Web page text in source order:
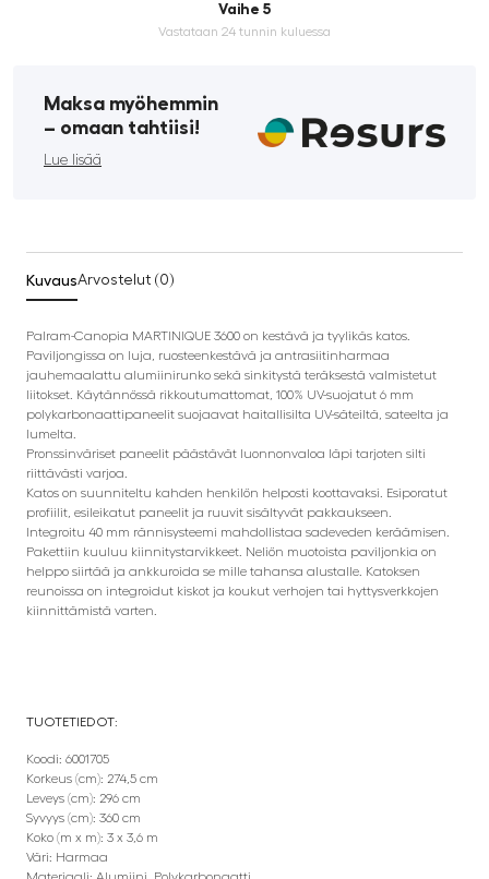
Vaihe 5
Vastataan 24 tunnin kuluessa
Maksa myöhemmin
­– omaan tahtiisi!
Lue lisää
KuvausArvostelut (0)
Palram-Canopia MARTINIQUE 3600 on kestävä ja tyylikäs katos.
Paviljongissa on luja, ruosteenkestävä ja antrasiitinharmaa
jauhemaalattu alumiinirunko sekä sinkitystä teräksestä valmistetut
liitokset. Käytännössä rikkoutumattomat, 100% UV-suojatut 6 mm
polykarbonaattipaneelit suojaavat haitallisilta UV-säteiltä, sateelta ja
lumelta.
Pronssinväriset paneelit päästävät luonnonvaloa läpi tarjoten silti
riittävästi varjoa.
Katos on suunniteltu kahden henkilön helposti koottavaksi. Esiporatut
profiilit, esileikatut paneelit ja ruuvit sisältyvät pakkaukseen.
Integroitu 40 mm rännisysteemi mahdollistaa sadeveden keräämisen.
Pakettiin kuuluu kiinnitystarvikkeet. Neliön muotoista paviljonkia on
helppo siirtää ja ankkuroida se mille tahansa alustalle. Katoksen
reunoissa on integroidut kiskot ja koukut verhojen tai hyttysverkkojen
kiinnittämistä varten.
TUOTETIEDOT:
Koodi: 6001705
Korkeus (cm): 274,5 cm
Leveys (cm): 296 cm
Syvyys (cm): 360 cm
Koko (m x m): 3 x 3,6 m
Väri: Harmaa